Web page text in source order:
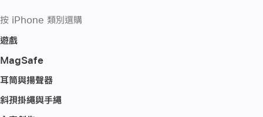
按 iPhone 類別選購
遊戲
MagSafe
耳筒與揚聲器
斜孭掛繩與手繩